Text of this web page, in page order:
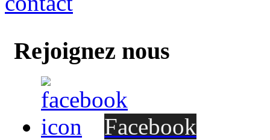
Rejoignez nous
Facebook